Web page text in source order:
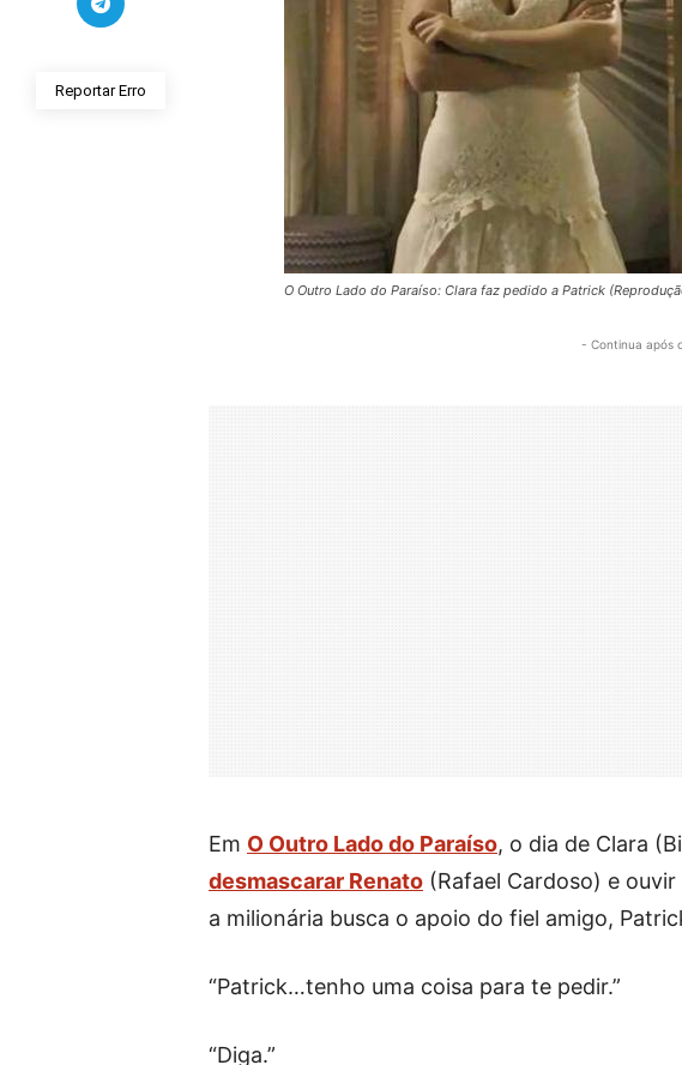
Reportar Erro
O Outro Lado do Paraíso: Clara faz pedido a Patrick
- Continua após
Em O Outro Lado do Paraíso, o dia de Clara
desmascarar Renato (Rafael Cardoso) e
a milionária busca o apoio do fiel amigo,
“Patrick…tenho uma coisa para te pedir.”
“Diga.”